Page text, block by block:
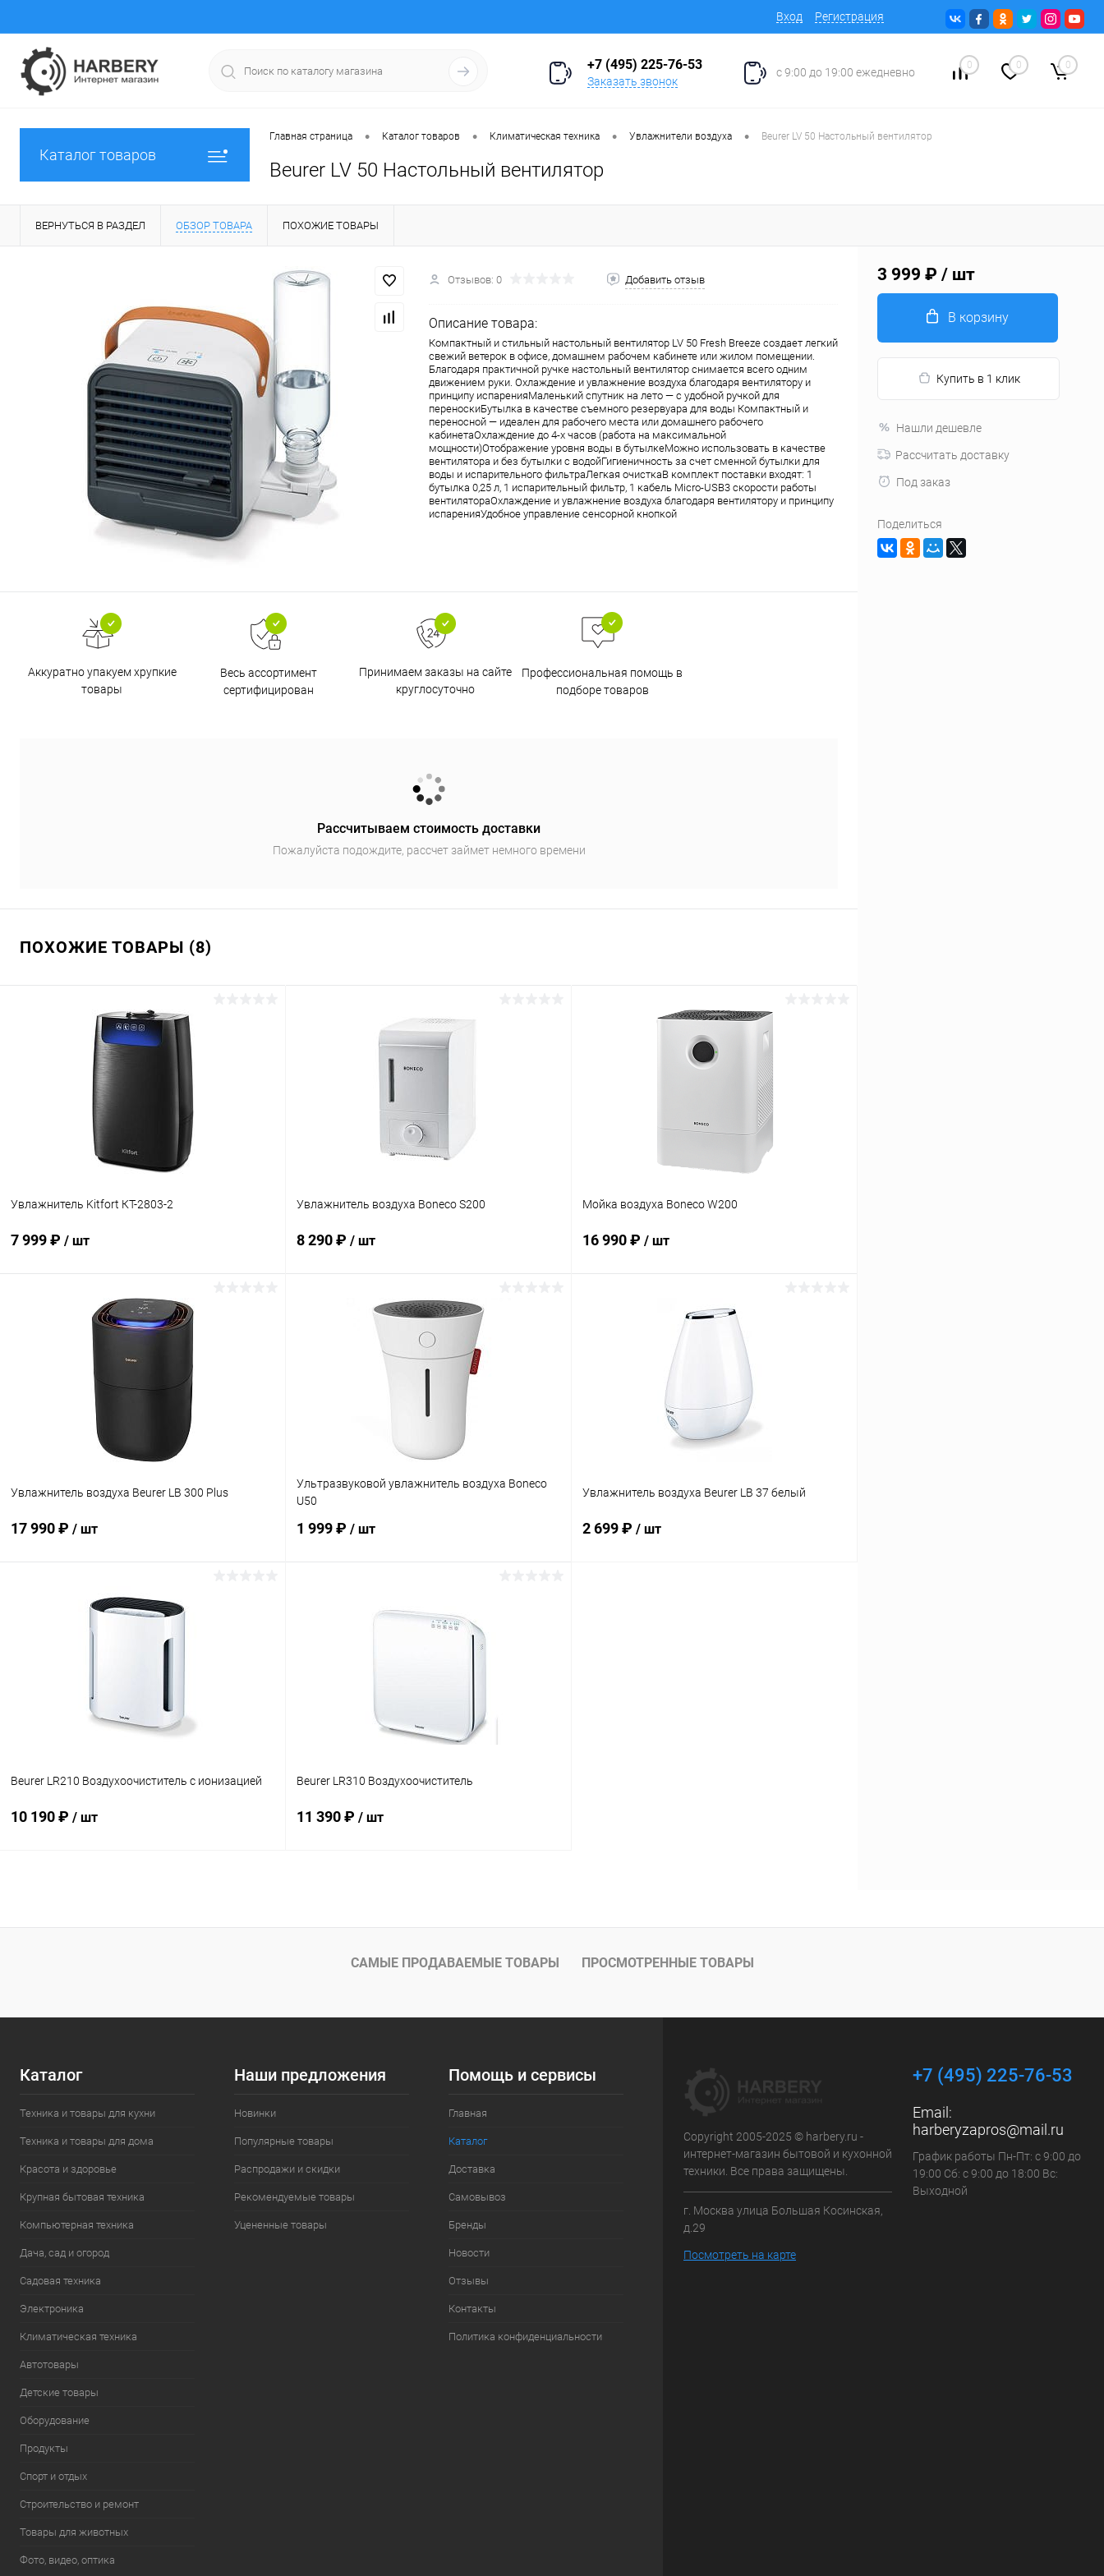
Вход Регистрация
+7 (495) 225-76-53
Заказать звонок
с 9:00 до 19:00 ежедневно
0 0 0
Каталог товаров
Главная страница • Каталог товаров • Климатическая техника • Увлажнители воздуха • Beurer LV 50 Настольный вентилятор
Beurer LV 50 Настольный вентилятор
ВЕРНУТЬСЯ В РАЗДЕЛ ОБЗОР ТОВАРА ПОХОЖИЕ ТОВАРЫ
Отзывов: 0 Добавить отзыв
Описание товара:
Компактный и стильный настольный вентилятор LV 50 Fresh Breeze создает легкий
свежий ветерок в офисе, домашнем рабочем кабинете или жилом помещении.
Благодаря практичной ручке настольный вентилятор снимается всего одним
движением руки. Охлаждение и увлажнение воздуха благодаря вентилятору и
принципу испаренияМаленький спутник на лето — с удобной ручкой для
переноскиБутылка в качестве съемного резервуара для воды Компактный и
переносной — идеален для рабочего места или домашнего рабочего
кабинетаОхлаждение до 4-х часов (работа на максимальной
мощности)Отображение уровня воды в бутылкеМожно использовать в качестве
вентилятора и без бутылки с водойГигиеничность за счет сменной бутылки для
воды и испарительного фильтраЛегкая очисткаВ комплект поставки входят: 1
бутылка 0,25 л, 1 испарительный фильтр, 1 кабель Micro-USB3 скорости работы
вентилятораОхлаждение и увлажнение воздуха благодаря вентилятору и принципу
испаренияУдобное управление сенсорной кнопкой
Аккуратно упакуем хрупкие
товары
Весь ассортимент
сертифицирован
Принимаем заказы на сайте
круглосуточно
Профессиональная помощь в
подборе товаров
Рассчитываем стоимость доставки
Пожалуйста подождите, рассчет займет немного времени
ПОХОЖИЕ ТОВАРЫ (8)
Увлажнитель Kitfort КТ-2803-2
7 999 ₽ / шт
В корзину
Купить в 1 клик
Под заказ
Увлажнитель воздуха Boneco S200
8 290 ₽ / шт
В корзину
Купить в 1 клик Сравнение
Под заказ
Мойка воздуха Boneco W200
16 990 ₽ / шт
В корзину
Купить в 1 клик Сравнение
Под заказ
Увлажнитель воздуха Beurer LB 300 Plus
17 990 ₽ / шт
В корзину
Ультразвуковой увлажнитель воздуха Boneco
U50
1 999 ₽ / шт
Сравнение
Увлажнитель воздуха Beurer LB 37 белый
2 699 ₽ / шт
Beurer LR210 Воздухоочиститель с ионизацией
10 190 ₽ / шт
Купить в 1 клик Сравнение
Beurer LR310 Воздухоочиститель
11 390 ₽ / шт
Купить в 1 клик Сравнение
В избранное Под заказ
3 999 ₽ / шт
В корзину
Купить в 1 клик
Нашли дешевле
Рассчитать доставку
Под заказ
Поделиться
САМЫЕ ПРОДАВАЕМЫЕ ТОВАРЫ ПРОСМОТРЕННЫЕ ТОВАРЫ
Каталог
Техника и товары для кухни
Техника и товары для дома
Красота и здоровье
Крупная бытовая техника
Компьютерная техника
Дача, сад и огород
Садовая техника
Электроника
Климатическая техника
Автотовары
Детские товары
Оборудование
Продукты
Спорт и отдых
Строительство и ремонт
Товары для животных
Фото, видео, оптика
Наши предложения
Новинки
Популярные товары
Распродажи и скидки
Рекомендуемые товары
Уцененные товары
Помощь и сервисы
Главная
Каталог
Доставка
Самовывоз
Бренды
Новости
Отзывы
Контакты
Политика конфиденциальности
Copyright 2005-2025 © harbery.ru -
интернет-магазин бытовой и кухонной
техники. Все права защищены.
г. Москва улица Большая Косинская,
д.29
Посмотреть на карте
+7 (495) 225-76-53
Email:
harberyzapros@mail.ru
График работы Пн-Пт: с 9:00 до
19:00 Сб: с 9:00 до 18:00 Вс:
Выходной